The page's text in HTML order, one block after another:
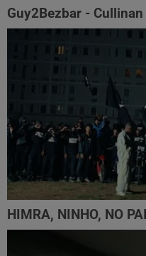
Guy2Bezbar - Cullinan
HIMRA, NINHO, NO